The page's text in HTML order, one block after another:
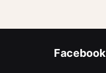
Facebook